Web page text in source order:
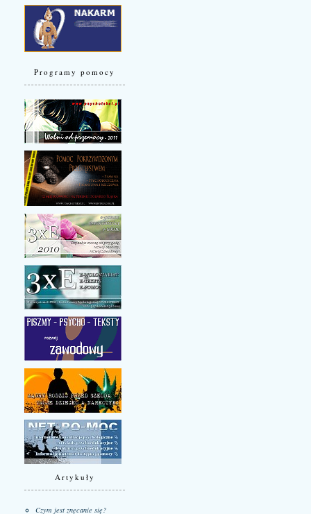
Programy pomocy
Artykuły
Czym jest znęcanie się?